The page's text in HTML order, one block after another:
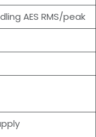
AES RMS/peak